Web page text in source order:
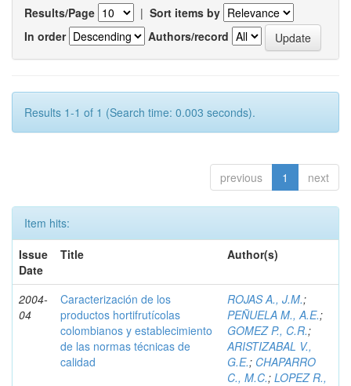
Results/Page | Sort items by
In order
Authors/record
Results 1-1 of 1 (Search time: 0.003 seconds).
previous 1 next
Item hits:
Issue
Date
Title Author(s)
2004-
04
Caracterización de los
productos hortifrutícolas
colombianos y establecimiento
de las normas técnicas de
calidad
ROJAS A., J.M.;
PEÑUELA M., A.E.;
GOMEZ P., C.R.;
ARISTIZABAL V.,
G.E.; CHAPARRO
C., M.C.; LOPEZ R.,